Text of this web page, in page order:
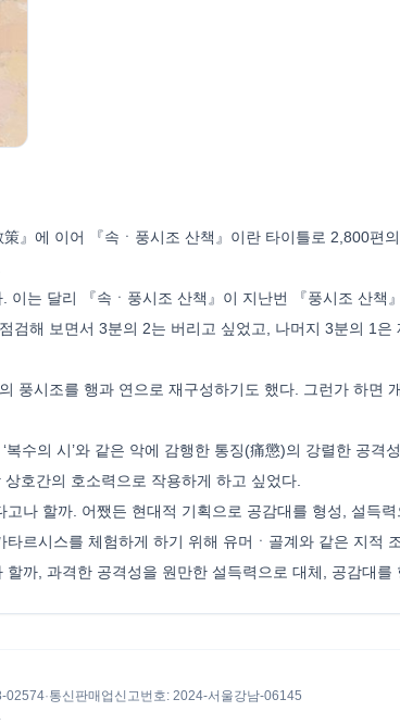
』에 이어 『속ㆍ풍시조 산책』이란 타이틀로 2,800편
는 달리 『속ㆍ풍시조 산책』이 지난번 『풍시조 산책
검해 보면서 3분의 2는 버리고 싶었고, 나머지 3분의 1
풍시조를 행과 연으로 재구성하기도 했다. 그런가 하면
복수의 시’와 같은 악에 감행한 통징(痛懲)의 강렬한 공
호간의 호소력으로 작용하게 하고 싶었다.
나 할까. 어쨌든 현대적 기획으로 공감대를 형성, 설득
르시스를 체험하게 하기 위해 유머ㆍ골계와 같은 지적
까, 과격한 공격성을 원만한 설득력으로 대체, 공감대를
02574·통신판매업신고번호: 2024-서울강남-06145